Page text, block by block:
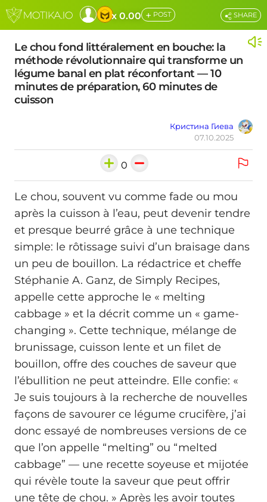
x 0.00 + POST
Le chou fond littéralement en bouche: la
méthode révolutionnaire qui transforme un
légume banal en plat réconfortant — 10
minutes de préparation, 60 minutes de
cuisson
Кристина Гиева
07.10.2025
SHARE
0
Le chou, souvent vu comme fade ou mou
après la cuisson à l’eau, peut devenir tendre
et presque beurré grâce à une technique
simple: le rôtissage suivi d’un braisage dans
un peu de bouillon. La rédactrice et cheffe
Stéphanie A. Ganz, de Simply Recipes,
appelle cette approche le « melting
cabbage » et la décrit comme un « game-
changing ». Cette technique, mélange de
brunissage, cuisson lente et un filet de
bouillon, offre des couches de saveur que
l’ébullition ne peut atteindre. Elle confie: «
Je suis toujours à la recherche de nouvelles
façons de savourer ce légume crucifère, j’ai
donc essayé de nombreuses versions de ce
que l’on appelle “melting” ou “melted
cabbage” — une recette soyeuse et mijotée
qui révèle toute la saveur que peut offrir
une tête de chou. » Après les avoir toutes